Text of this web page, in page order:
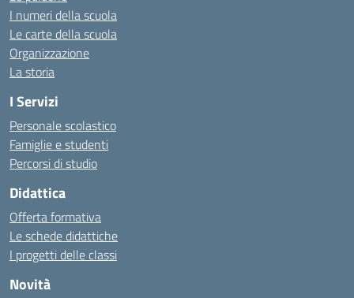
I numeri della scuola
Le carte della scuola
Organizzazione
La storia
I Servizi
Personale scolastico
Famiglie e studenti
Percorsi di studio
Didattica
Offerta formativa
Le schede didattiche
I progetti delle classi
Novità